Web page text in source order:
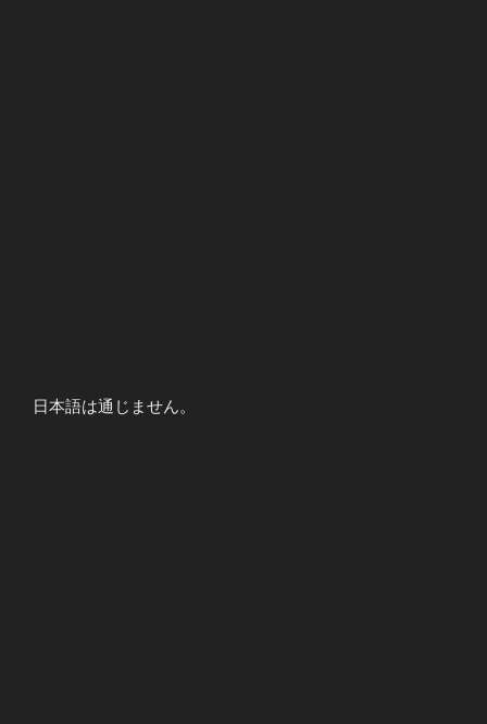
日本語は通じません。